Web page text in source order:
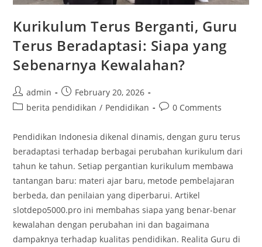
Kurikulum Terus Berganti, Guru
Terus Beradaptasi: Siapa yang
Sebenarnya Kewalahan?
Post
author:
admin
Post
published:
February 20, 2026
Postberita pendidikan / Pendidikan
Post0 Comments
Pendidikan Indonesia dikenal dinamis, dengan guru terus
beradaptasi terhadap berbagai perubahan kurikulum dari
tahun ke tahun. Setiap pergantian kurikulum membawa
tantangan baru: materi ajar baru, metode pembelajaran
berbeda, dan penilaian yang diperbarui. Artikel
slotdepo5000.pro ini membahas siapa yang benar-benar
kewalahan dengan perubahan ini dan bagaimana
dampaknya terhadap kualitas pendidikan. Realita Guru di